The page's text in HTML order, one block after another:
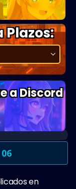
Plazos:
a Discord
en